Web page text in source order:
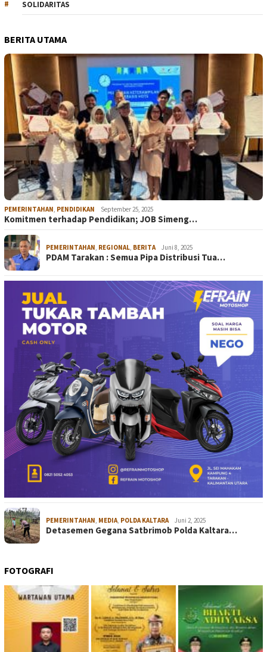
SOLIDARITAS
BERITA UTAMA
PEMERINTAHAN, PENDIDIKAN September 25, 2025
Komitmen terhadap Pendidikan; JOB Simeng…
PEMERINTAHAN, REGIONAL, BERITA Juni 8, 2025
PDAM Tarakan : Semua Pipa Distribusi Tua…
PEMERINTAHAN MEDIA POLDA KALTARA Juni 2, 2025
Detasemen Gegana Satbrimob Polda Kaltara…
FOTOGRAFI